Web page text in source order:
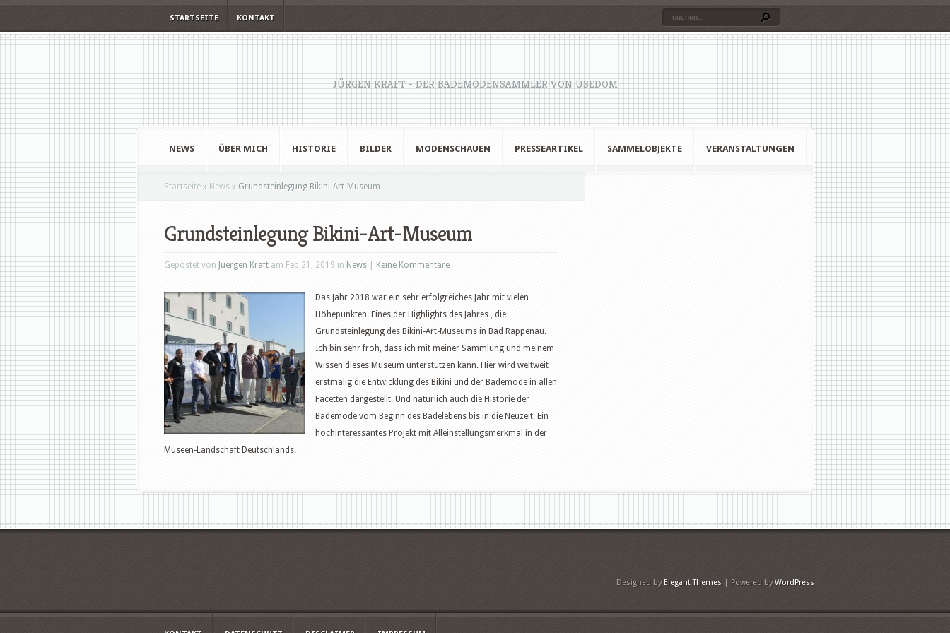
STARTSEITE KONTAKT
JÜRGEN KRAFT - DER BADEMODENSAMMLER VON USEDOM
NEWS ÜBER MICH HISTORIE BILDER MODENSCHAUEN PRESSEARTIKEL SAMMELOBJEKTE VERANSTALTUNGEN
Startseite » News » Grundsteinlegung Bikini-Art-Museum
Grundsteinlegung Bikini-Art-Museum
Gepostet von Juergen Kraft am Feb 21, 2019 in News Keine Kommentare
Das Jahr 2018 war ein sehr erfolgreiches Jahr mit vielen
Höhepunkten. Eines der Highlights des Jahres , die
Grundsteinlegung des Bikini-Art-Museums in Bad Rappenau.
Ich bin sehr froh, dass ich mit meiner Sammlung und meinem
Wissen dieses Museum unterstützen kann. Hier wird weltweit
erstmalig die Entwicklung des Bikini und der Bademode in allen
Facetten dargestellt. Und natürlich auch die Historie der
Bademode vom Beginn des Badelebens bis in die Neuzeit. Ein
hochinteressantes Projekt mit Alleinstellungsmerkmal in der
Museen-Landschaft Deutschlands.
Designed by Elegant Themes | Powered byWordPress